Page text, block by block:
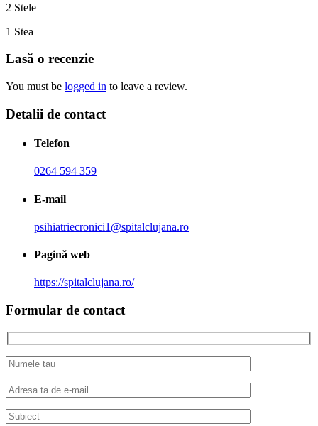
2 Stele
1 Stea
Lasă o recenzie
You must be logged in to leave a review.
Detalii de contact
Telefon
0264 594 359
E-mail
psihiatriecronici1@spitalclujana.ro
Pagină web
https://spitalclujana.ro/
Formular de contact